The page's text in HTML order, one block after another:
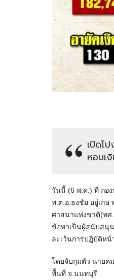
เปิดโ
หอบเ
วันนี้ (6 พ.ค.) ที่ กอ
พ.ต.อ.ธงชัย อยู่เกษ
ศาสนาแห่งชาติ(พศ
ข้อหาเป็นผู้สนับสนุน
ละเว้นการปฏิบัติห
โดยจับกุมตัว นายค
พื้นที่ จ.นนทบุรี